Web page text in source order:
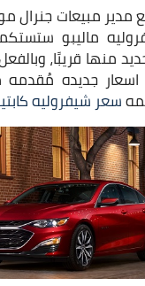
مدير مبيعات جنرال
ماليبو
منها قريبًا،
اسعار جديده
سعر شيفروليه